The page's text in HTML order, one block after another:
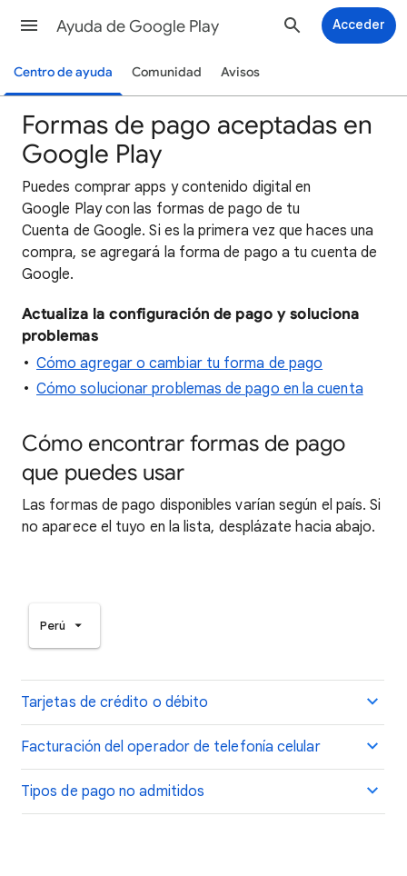
Ayuda de Google Play Acceder
Centro de ayuda Comunidad Avisos
Formas de pago aceptadas en
Google Play
Puedes comprar apps y contenido digital en
Google Play con las formas de pago de tu
Cuenta de Google. Si es la primera vez que haces una
compra, se agregará la forma de pago a tu cuenta de
Google.
Actualiza la configuración de pago y soluciona
problemas
Cómo agregar o cambiar tu forma de pago
Cómo solucionar problemas de pago en la cuenta
Cómo encontrar formas de pago
que puedes usar
Las formas de pago disponibles varían según el país. Si
no aparece el tuyo en la lista, desplázate hacia abajo.
Perú
Tarjetas de crédito o débito
Facturación del operador de telefonía celular
Tipos de pago no admitidos